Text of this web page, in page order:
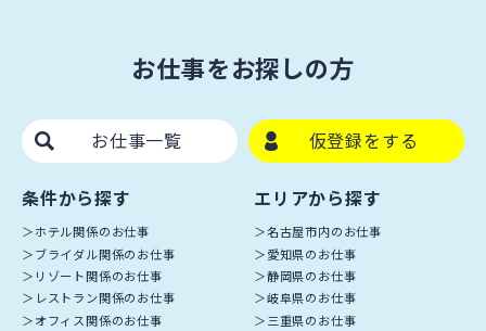
お仕事をお探しの方
お仕事一覧 仮登録をする
条件から探す
ホテル関係のお仕事
ブライダル関係のお仕事
リゾート関係のお仕事
レストラン関係のお仕事
オフィス関係のお仕事
エリアから探す
名古屋市内のお仕事
愛知県のお仕事
静岡県のお仕事
岐阜県のお仕事
三重県のお仕事